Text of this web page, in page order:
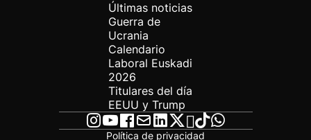
Últimas noticias
Guerra de
Ucrania
Calendario
Laboral Euskadi
2026
Titulares del día
EEUU y Trump
Política de privacidad